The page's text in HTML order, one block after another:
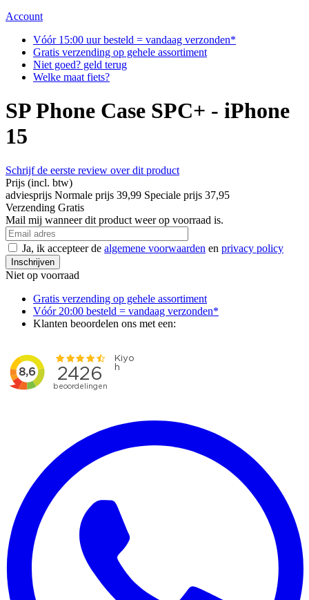
Account
Vóór 15:00 uur besteld = vandaag verzonden*
Gratis verzending op gehele assortiment
Niet goed? geld terug
Welke maat fiets?
SP Phone Case SPC+ - iPhone
15
Schrijf de eerste review over dit product
Prijs (incl. btw)
adviesprijs Normale prijs 39,99 Speciale prijs 37,95
Verzending Gratis
Mail mij wanneer dit product weer op voorraad is.
Ja, ik accepteer de algemene voorwaarden en privacy policy
Inschrijven
Niet op voorraad
Gratis verzending op gehele assortiment
Vóór 20:00 besteld = vandaag verzonden*
Klanten beoordelen ons met een: